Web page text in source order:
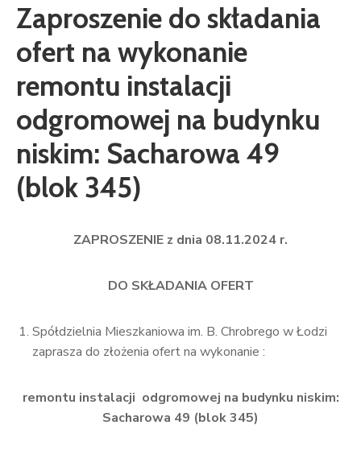
Zaproszenie do składania
ofert na wykonanie
remontu instalacji
odgromowej na budynku
niskim: Sacharowa 49
(blok 345)
ZAPROSZENIE z dnia 08.11.2024 r.
DO SKŁADANIA OFERT
Spółdzielnia Mieszkaniowa im. B. Chrobrego w Łodzi
zaprasza do złożenia ofert na wykonanie :
remontu instalacji odgromowej na budynku niskim:
Sacharowa 49 (blok 345)